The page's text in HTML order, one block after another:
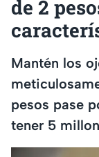
de 2
Mantén los
pesos pase
tener 5